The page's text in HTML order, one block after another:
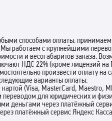
способами оплаты:
Мы работаем с крупнейшими
и весогабаритов заказа.
НДС 22% (кроме лицензий
произвести оплату
варианты оплаты:
картой (Visa, MasterCard, Maestro,
переводом для юридических и
деньгами через платёжный
платёжный сервис Яндекс